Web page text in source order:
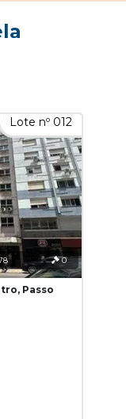
Lote nº 012
0
Passo